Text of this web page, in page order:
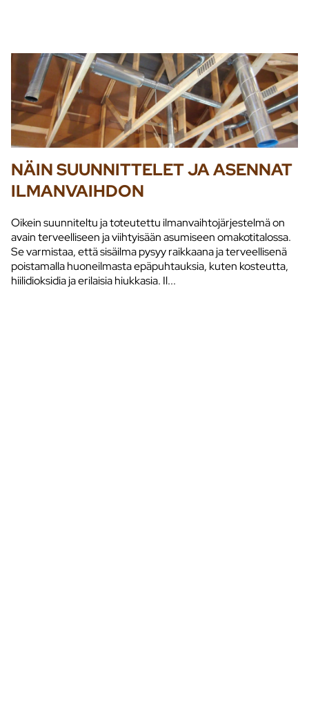
NÄIN SUUNNITTELET JA ASENNAT
ILMANVAIHDON
Oikein suunniteltu ja toteutettu ilmanvaihtojärjestelmä on
avain terveelliseen ja viihtyisään asumiseen omakotitalossa.
Se varmistaa, että sisäilma pysyy raikkaana ja terveellisenä
poistamalla huoneilmasta epäpuhtauksia, kuten kosteutta,
hiilidioksidia ja erilaisia hiukkasia. Il...